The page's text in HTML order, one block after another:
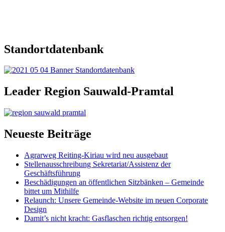
Standortdatenbank
Leader Region Sauwald-Pramtal
Neueste Beiträge
Agrarweg Reiting-Kiriau wird neu ausgebaut
Stellenausschreibung Sekretariat/Assistenz der
Geschäftsführung
Beschädigungen an öffentlichen Sitzbänken – Gemeinde
bittet um Mithilfe
Relaunch: Unsere Gemeinde-Website im neuen Corporate
Design
Damit’s nicht kracht: Gasflaschen richtig entsorgen!